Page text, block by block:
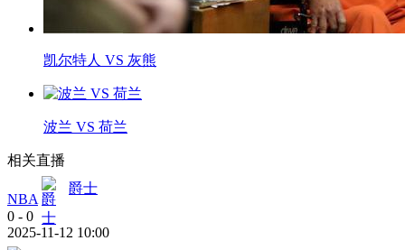
凯尔特人 VS 灰熊
波兰 VS 荷兰
相关直播
NBA
爵士
0 - 0
2025-11-12 10:00